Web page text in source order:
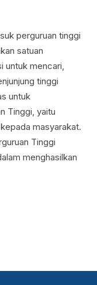
perguruan tinggi
satuan
untuk mencari,
tinggi
untuk
Tinggi, yaitu
masyarakat.
Tinggi
menghasilkan